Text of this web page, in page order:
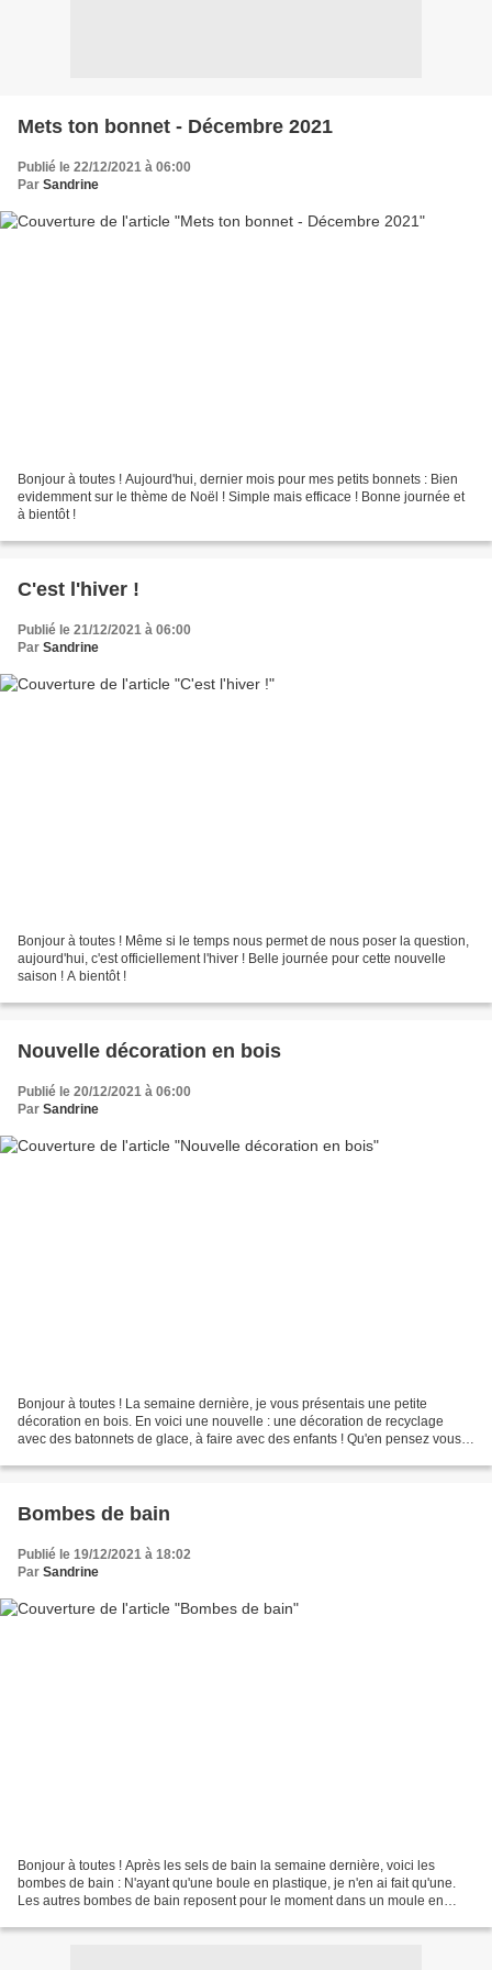
Mets ton bonnet - Décembre 2021
Publié le 22/12/2021 à 06:00
Par Sandrine
Bonjour à toutes ! Aujourd'hui, dernier mois pour mes petits bonnets : Bien
evidemment sur le thème de Noël ! Simple mais efficace ! Bonne journée et
à bientôt !
C'est l'hiver !
Publié le 21/12/2021 à 06:00
Par Sandrine
Bonjour à toutes ! Même si le temps nous permet de nous poser la question,
aujourd'hui, c'est officiellement l'hiver ! Belle journée pour cette nouvelle
saison ! A bientôt !
Nouvelle décoration en bois
Publié le 20/12/2021 à 06:00
Par Sandrine
Bonjour à toutes ! La semaine dernière, je vous présentais une petite
décoration en bois. En voici une nouvelle : une décoration de recyclage
avec des batonnets de glace, à faire avec des enfants ! Qu'en pensez vous ?
Bombes de bain
Publié le 19/12/2021 à 18:02
Par Sandrine
Bonjour à toutes ! Après les sels de bain la semaine dernière, voici les
bombes de bain : N'ayant qu'une boule en plastique, je n'en ai fait qu'une.
Les autres bombes de bain reposent pour le moment dans un moule en